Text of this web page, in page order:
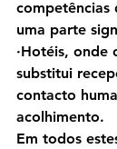
competências
uma parte
·Hotéis, onde
substitui
contacto
acolhimento.
Em todos